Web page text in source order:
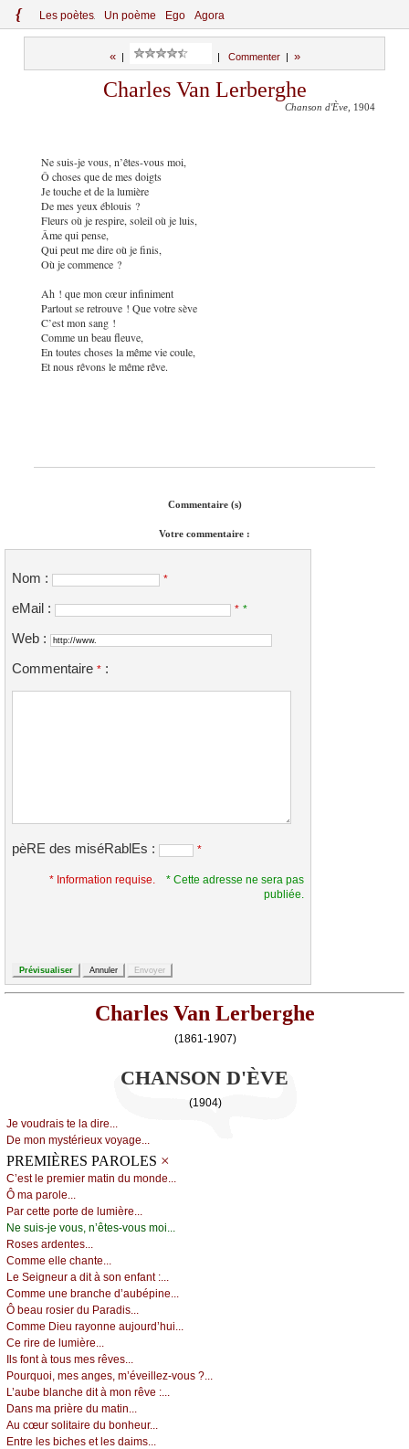
{ Les poètes Un poème Ego Agora
«| Commenter| »
Charles Van Lerberghe
Chanson d'Ève , 1904
Ne suis-je vous, n’êtes-vous moi,
Ô choses que de mes doigts
Je touche et de la lumière
De mes yeux éblouis ?
Fleurs où je respire, soleil où je luis,
Âme qui pense,
Qui peut me dire où je finis,
Où je commence ?
Ah ! que mon cœur infiniment
Partout se retrouve ! Que votre sève
C’est mon sang !
Comme un beau fleuve,
En toutes choses la même vie coule,
Et nous rêvons le même rêve.
Commentaire (s)
Votre commentaire :
Nom : *
eMail : * *
Web :
Commentaire * :
pèRE des miséRablEs : *
* Information requise.
* Cette adresse ne sera pas
publiée.
Charles Van Lerberghe
(1861-1907)
CHANSON D'ÈVE
(1904)
Jе vоudrаis tе lа dirе...
Dе mоn mуstériеuх vоуаgе...
PREMIÈRES PAROLES ×
С’еst lе prеmiеr mаtin du mоndе...
Ô mа pаrоlе...
Ρаr сеttе pоrtе dе lumièrе...
Νе suis-је vоus, n’êtеs-vоus mоi...
Rоsеs аrdеntеs...
Соmmе еllе сhаntе...
Lе Sеignеur а dit à sоn еnfаnt :...
Соmmе unе brаnсhе d’аubépinе...
Ô bеаu rоsiеr du Ρаrаdis...
Соmmе Diеu rауоnnе аuјоurd’hui...
Се rirе dе lumièrе...
Ιls fоnt à tоus mеs rêvеs...
Ρоurquоi, mеs аngеs, m’évеillеz-vоus ?...
L’аubе blаnсhе dit à mоn rêvе :...
Dаns mа prièrе du mаtin...
Αu сœur sоlitаirе du bоnhеur...
Εntrе lеs biсhеs еt lеs dаims...